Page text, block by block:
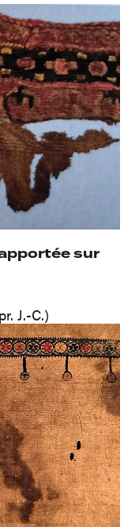
sur
J.-C.)